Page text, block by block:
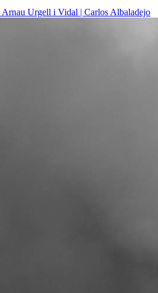
Arnau Urgell i Vidal | Carlos Albaladejo